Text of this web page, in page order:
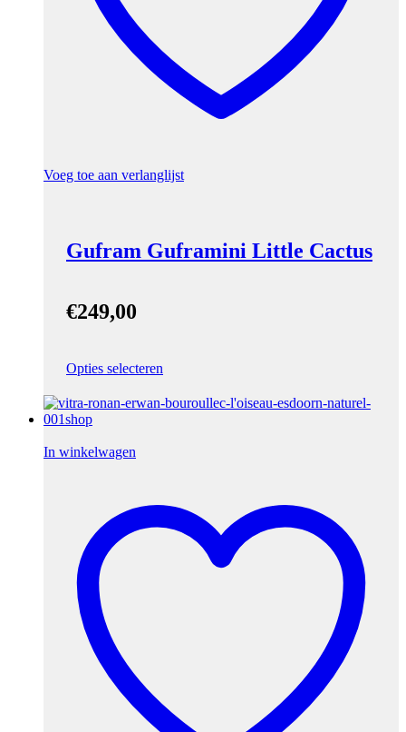
Voeg toe aan verlanglijst
Gufram Guframini Little Cactus
€249,00
Opties selecteren
In winkelwagen